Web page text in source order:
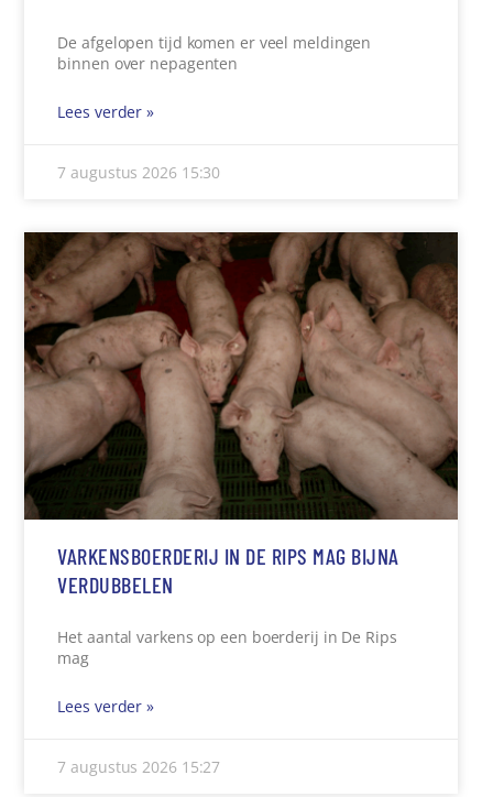
De afgelopen tijd komen er veel meldingen
binnen over nepagenten
Lees verder »
7 augustus 2026 15:30
VARKENSBOERDERIJ IN DE RIPS MAG BIJNA
VERDUBBELEN
Het aantal varkens op een boerderij in De Rips
mag
Lees verder »
7 augustus 2026 15:27